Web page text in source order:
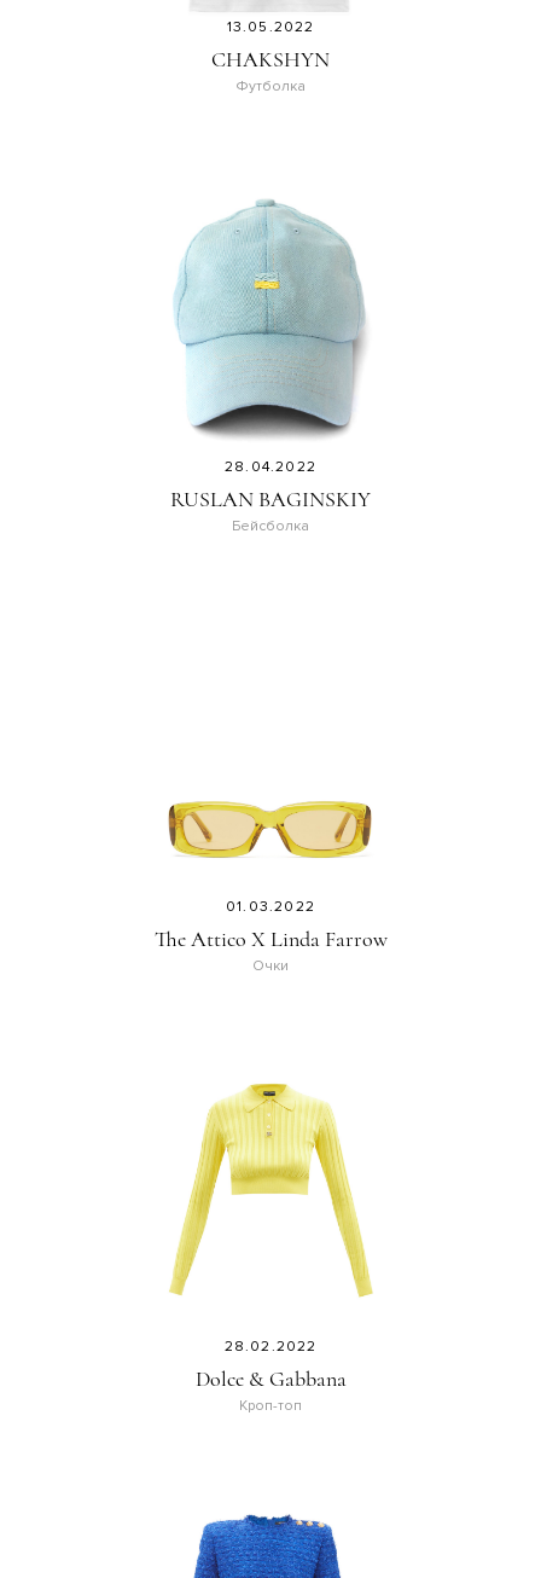
13.05.2022
CHAKSHYN
Футболка
28.04.2022
RUSLAN BAGINSKIY
Бейсболка
01.03.2022
The Attico X Linda Farrow
Очки
28.02.2022
Dolce & Gabbana
Кроп-топ